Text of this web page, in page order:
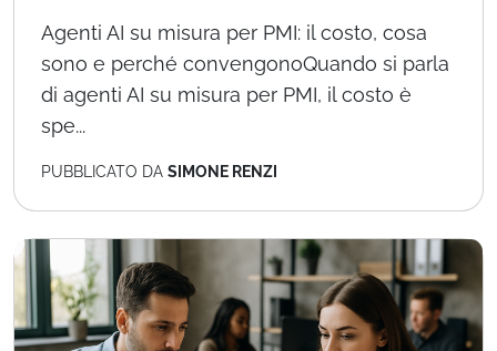
Agenti AI su misura per PMI: il costo, cosa
sono e perché convengonoQuando si parla
di agenti AI su misura per PMI, il costo è
spe...
PUBBLICATO DA SIMONE RENZI